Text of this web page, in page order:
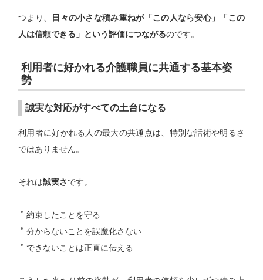
つまり、
日々の小さな積み重ねが「この人なら安心」「この
人は信頼できる」という評価につながるのです。
利用者に好かれる介護職員に共通する基本姿
勢
誠実な対応がすべての土台になる
利用者に好かれる人の最大の共通点は、特別な話術や明るさ
ではありません。
それは誠実さです。
約束したことを守る
分からないことを誤魔化さない
できないことは正直に伝える